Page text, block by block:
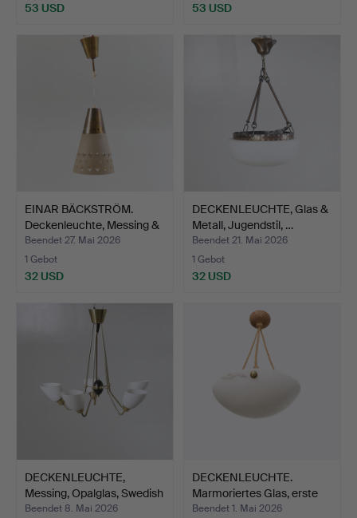
53 USD 53 USD
EINAR BÄCKSTRÖM.
Deckenleuchte, Messing &
…
Beendet 27. Mai 2026
1 Gebot
32 USD
DECKENLEUCHTE, Glas &
Metall, Jugendstil, …
Beendet 21. Mai 2026
1 Gebot
32 USD
DECKENLEUCHTE,
Messing, Opalglas, Swedish
…
Beendet 8. Mai 2026
DECKENLEUCHTE.
Marmoriertes Glas, erste
Hä…
Beendet 1. Mai 2026